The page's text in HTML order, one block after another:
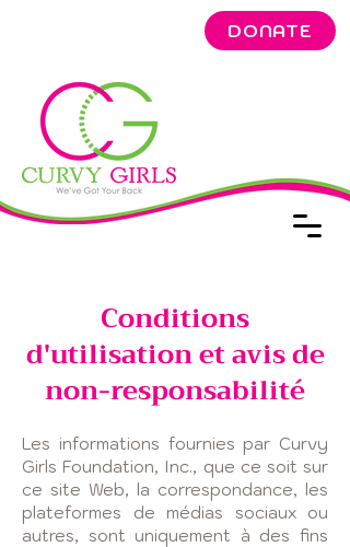
DONATE
Conditions
d'utilisation et avis de
non-responsabilité
Les informations fournies par Curvy
Girls Foundation, Inc., que ce soit sur
ce site Web, la correspondance, les
plateformes de médias sociaux ou
autres, sont uniquement à des fins